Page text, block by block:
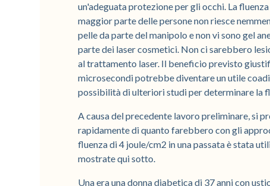
un'adeguata protezione per gli occhi. La
maggior parte delle persone non riesce
pelle da parte del manipolo e non vi sono gel
parte dei laser cosmetici. Non ci sarebbero
al trattamento laser. Il beneficio previsto
microsecondi potrebbe diventare un utile
possibilità di ulteriori studi per determinare la
A causa del precedente lavoro preliminare, si
rapidamente di quanto farebbero con gli
fluenza di 4 joule/cm2 in una passata è stata
mostrate qui sotto.
Una era una donna diabetica di 37 anni con